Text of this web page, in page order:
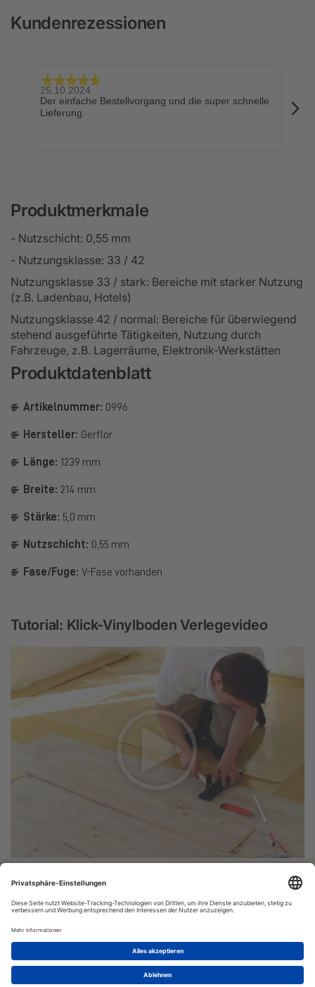
Kundenrezessionen
25.10.2024
Der einfache Bestellvorgang und die super schnelle
Lieferung.
Produktmerkmale
- Nutzschicht: 0,55 mm
- Nutzungsklasse: 33 / 42
Nutzungsklasse 33 / stark: Bereiche mit starker Nutzung
(z.B. Ladenbau, Hotels)
Nutzungsklasse 42 / normal: Bereiche für überwiegend
stehend ausgeführte Tätigkeiten, Nutzung durch
Fahrzeuge, z.B. Lagerräume, Elektronik-Werkstätten
Produktdatenblatt
Artikelnummer: 0996
Hersteller: Gerflor
Länge: 1239 mm
Breite: 214 mm
Stärke: 5,0 mm
Nutzschicht: 0,55 mm
Fase/Fuge: V-Fase vorhanden
Tutorial: Klick-Vinylboden Verlegevideo
Vinyl-24.de
Bestellung:
Versand
© VINYL-24